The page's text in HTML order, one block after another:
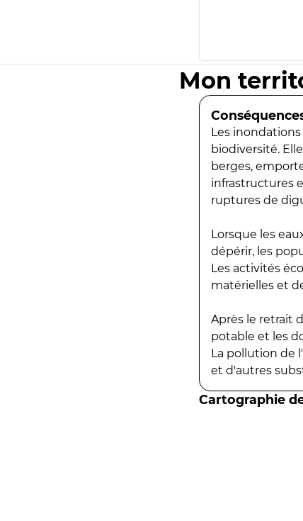
Mon
Les
biodiversité.
berges,
infrastructures
ruptures de
Lorsque les
dépérir, les
Les activités
matérielles et
Après le retrait
potable et les
La pollution de
et d'autres
Cartographie